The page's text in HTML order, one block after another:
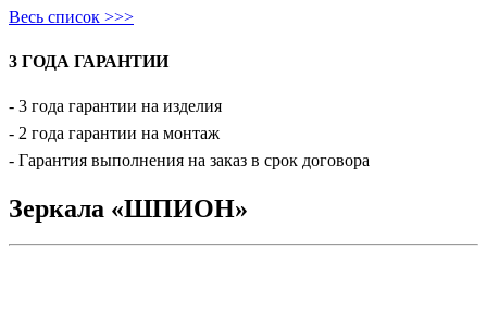
Весь список >>>
3 ГОДА ГАРАНТИИ
- 3 года гарантии на изделия
- 2 года гарантии на монтаж
- Гарантия выполнения на заказ в срок договора
Зеркала «ШПИОН»